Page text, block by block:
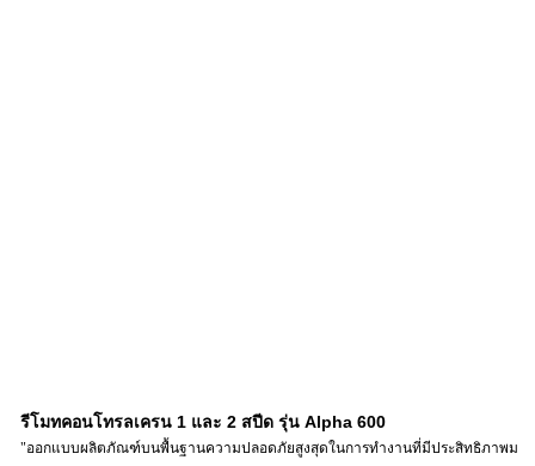
รีโมทคอนโทรลเครน 1 และ 2 สปีด รุ่น Alpha 600
"ออกแบบผลิตภัณฑ์บนพื้นฐานความปลอดภัยสูงสุดในการทำงานที่มีประสิทธิภาพมา